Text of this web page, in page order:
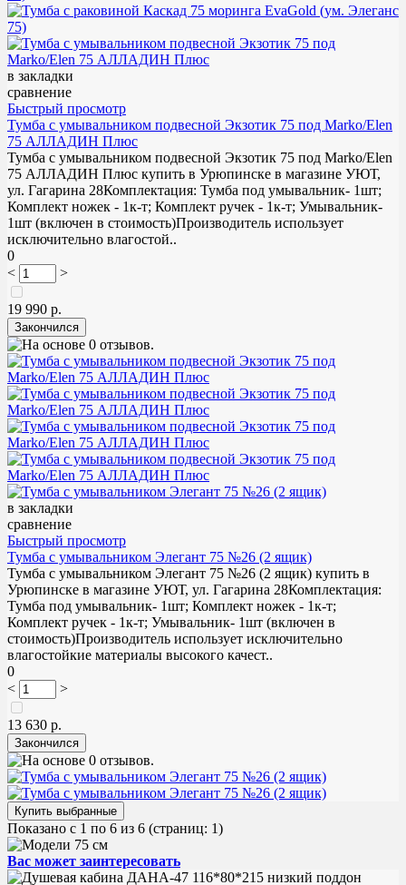
в закладки
сравнение
Быстрый просмотр
Тумба с умывальником подвесной Экзотик 75 под Marko/Elen
75 АЛЛАДИН Плюс
Тумба с умывальником подвесной Экзотик 75 под Marko/Elen
75 АЛЛАДИН Плюс купить в Урюпинске в магазине УЮТ,
ул. Гагарина 28Комплектация: Тумба под умывальник- 1шт;
Комплект ножек - 1к-т; Комплект ручек - 1к-т; Умывальник-
1шт (включен в стоимость)Производитель использует
исключительно влагостой..
0
<
>
19 990 р.
в закладки
сравнение
Быстрый просмотр
Тумба с умывальником Элегант 75 №26 (2 ящик)
Тумба с умывальником Элегант 75 №26 (2 ящик) купить в
Урюпинске в магазине УЮТ, ул. Гагарина 28Комплектация:
Тумба под умывальник- 1шт; Комплект ножек - 1к-т;
Комплект ручек - 1к-т; Умывальник- 1шт (включен в
стоимость)Производитель использует исключительно
влагостойкие материалы высокого качест..
0
<
>
13 630 р.
Показано с 1 по 6 из 6 (страниц: 1)
Вас может заинтересовать